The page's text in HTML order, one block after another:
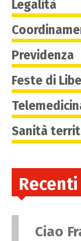
Legalità
Previdenza
Feste di
Sanità
Recenti
Ciao